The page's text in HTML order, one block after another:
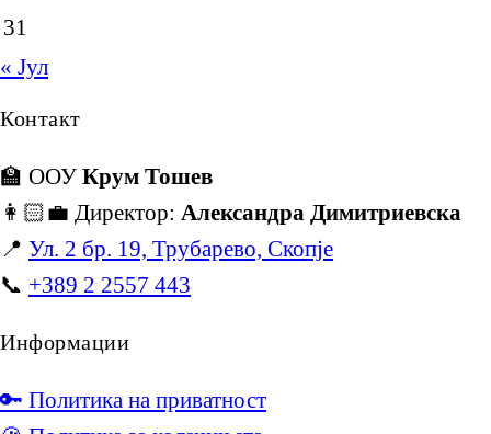
31
« Јул
Контакт
🏫 ООУ Крум Тошев
👩🏻‍💼 Директор: Александра Димитриевска
📍 Ул. 2 бр. 19, Трубарево, Скопје
📞 +389 2 2557 443
Информации
🔑 Политика на приватност